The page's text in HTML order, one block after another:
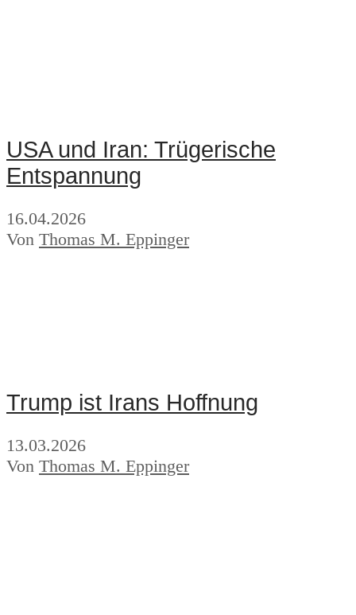
USA und Iran: Trügerische
Entspannung
16.04.2026
Von Thomas M. Eppinger
Trump ist Irans Hoffnung
13.03.2026
Von Thomas M. Eppinger